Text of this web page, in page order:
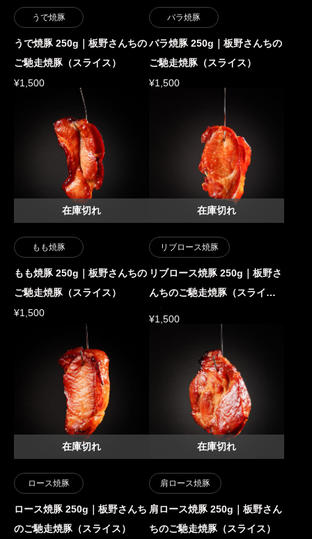
うで焼豚
うで焼豚 250g｜板野さんちの
ご馳走焼豚（スライス）
¥1,500
バラ焼豚
バラ焼豚 250g｜板野さんちの
ご馳走焼豚（スライス）
¥1,500
もも焼豚
もも焼豚 250g｜板野さんちの
ご馳走焼豚（スライス）
¥1,500
在庫切れ
リブロース焼豚
リブロース焼豚 250g｜板野さ
んちのご馳走焼豚（スライ
ス）
¥1,500
在庫切れ
ロース焼豚
ロース焼豚 250g｜板野さんち
のご馳走焼豚（スライス）
在庫切れ
肩ロース焼豚
肩ロース焼豚 250g｜板野さん
ちのご馳走焼豚（スライス）
在庫切れ